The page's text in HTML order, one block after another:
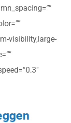
visibility,large-